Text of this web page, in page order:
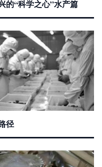
的“科学之心”水产篇
径